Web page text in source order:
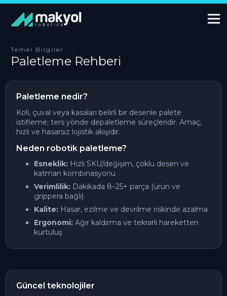
Temel Bilgiler
Paletleme Rehberi
Paletleme nedir?
Koli, çuval veya kasaları belirli bir desenle palete
istifleme; ters yönde depaletleme süreçleridir. Amaç,
hızlı ve hasarsız lojistik akışıdır.
Neden robotik paletleme?
Esneklik: Hızlı SKU/değişim, çoklu desen ve
katman kombinasyonu
Verimlilik: Dakikada 8–25+ parça (ürün ve
grippera bağlı)
Kalite: Hasar, ezilme ve devrilme riskinde azalma
Ergonomi: Ağır kaldırma ve tekrarlı hareketten
kurtuluş
Güncel teknolojiler